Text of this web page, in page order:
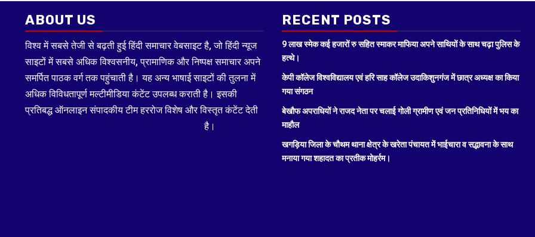
ABOUT US
विश्व में सबसे तेजी से बढ़ती हुई हिंदी समाचार वेबसाइट है, जो हिंदी न्यूज
साइटों में सबसे अधिक विश्वसनीय, प्रामाणिक और निष्पक्ष समाचार अपने
समर्पित पाठक वर्ग तक पहुंचाती है। यह अन्य भाषाई साइटों की तुलना में
अधिक विविधतापूर्ण मल्टीमीडिया कंटेंट उपलब्ध कराती है। इसकी
प्रतिबद्ध ऑनलाइन संपादकीय टीम हररोज विशेष और विस्तृत कंटेंट देती
है।
RECENT POSTS
9 लाख स्मेक कई हजारों रु सहित स्माकर माफिया अपने साथियों के साथ चढ़ा पुलिस के
हत्थे।
केपी कॉलेज विश्वविद्यालय एवं हरि साह कॉलेज उदाकिशुनगंज में छात्र अध्यक्ष का किया
गया संगठन
बेखौफ अपराधियों ने राजद नेता पर चलाई गोली ग्रामीण एवं जन प्रतिनिधियों में भय का
माहौल
खगड़िया जिला के चौथम थाना क्षेत्र के खरेता पंचायत में भाईचारा व सद्भावना के साथ
मनाया गया शहादत का प्रतीक मोहर्रम।